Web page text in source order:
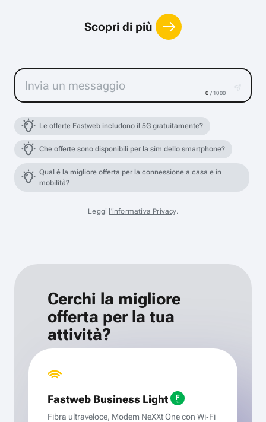
Scopri di più
0 / 1000
Le offerte Fastweb includono il 5G gratuitamente?
Che offerte sono disponibili per la sim dello smartphone?
Qual è la migliore offerta per la connessione a casa e in
mobilità?
Leggi l'informativa Privacy.
Cerchi la migliore
offerta per la tua
attività?
Fastweb Business Light
Fibra ultraveloce, Modem NeXXt One con Wi‑Fi